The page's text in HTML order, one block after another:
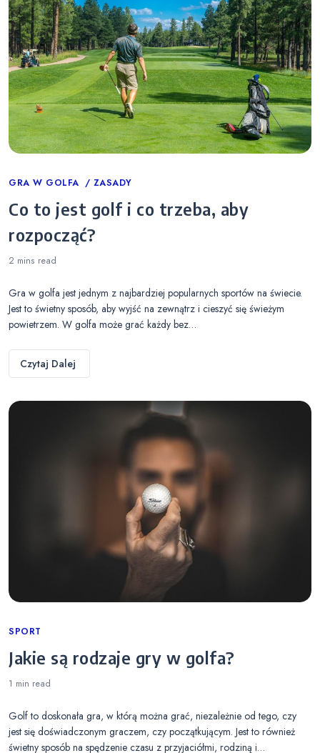
Categories
GRA W GOLFA ZASADY
Co to jest golf i co trzeba, aby
rozpocząć?
2 mins read
Gra w golfa jest jednym z najbardziej popularnych sportów na świecie.
Jest to świetny sposób, aby wyjść na zewnątrz i cieszyć się świeżym
powietrzem. W golfa może grać każdy bez…
Czytaj Dalej
Categories
SPORT
Jakie są rodzaje gry w golfa?
1 min read
Golf to doskonała gra, w którą można grać, niezależnie od tego, czy
jest się doświadczonym graczem, czy początkującym. Jest to również
świetny sposób na spędzenie czasu z przyjaciółmi, rodziną i…